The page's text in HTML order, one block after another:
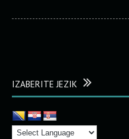
IZABERITE JEZIK